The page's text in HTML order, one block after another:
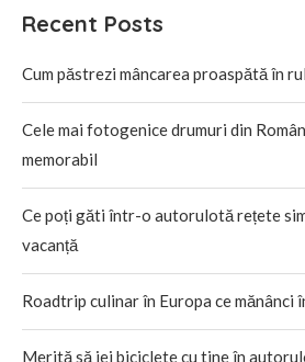
Recent Posts
Cum păstrezi mâncarea proaspătă în
Cele mai fotogenice drumuri din
memorabil
Ce poți găti într-o autorulotă rețete
vacanță
Roadtrip culinar în Europa ce mănânci
Merită să iei biciclete cu tine în